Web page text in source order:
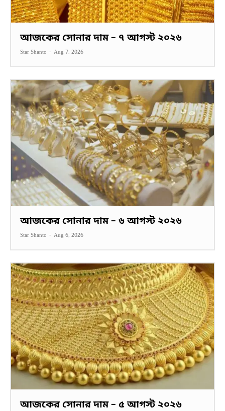
আজকের সোনার দাম – ৭ আগস্ট ২০২৬
Star Shanto - Aug 7, 2026
আজকের সোনার দাম – ৬ আগস্ট ২০২৬
Star Shanto - Aug 6, 2026
আজকের সোনার দাম – ৫ আগস্ট ২০২৬